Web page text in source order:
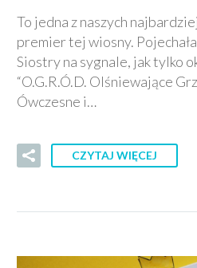
To jedna z naszych
premier tej wiosny.
Siostry na sygnale, jak tylko
“O.G.R.Ó.D. Olśniewające
Ówczesne i…
CZYTAJ WIĘCEJ